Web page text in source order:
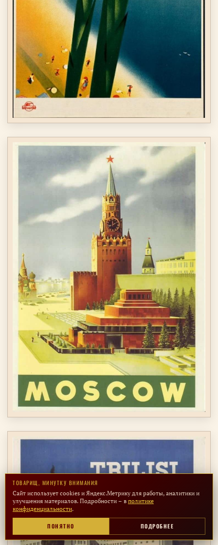
ТОВАРИЩ, МИНУТКУ ВНИМАНИЯ
Сайт использует cookies и Яндекс.Метрику для работы, аналитики и
улучшения материалов. Подробности – в политике
конфиденциальности.
ПОНЯТНО ПОДРОБНЕЕ